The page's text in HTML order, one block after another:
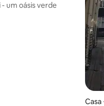
- um oásis verde
Casa